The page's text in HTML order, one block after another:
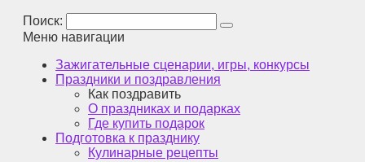
Поиск:
Меню навигации
Зажигательные сценарии, игры, конкурсы
Праздники и поздравления
Как поздравить
О праздниках и подарках
Где купить подарок
Подготовка к празднику
Кулинарные рецепты